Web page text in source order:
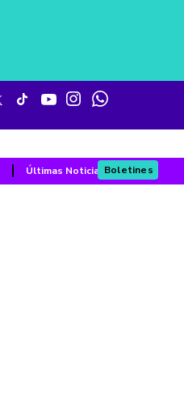
Últimas NoticiasBoletines